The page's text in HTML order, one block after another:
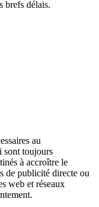
brefs délais.
au
sont toujours
à accroître le
de publicité directe ou
web et réseaux